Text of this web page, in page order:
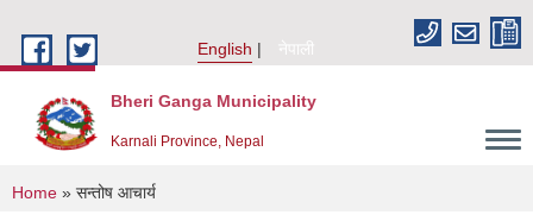
English
नेपाली
Bheri Ganga Municipality
Karnali Province, Nepal
You are here
Home » सन्तोष आचार्य